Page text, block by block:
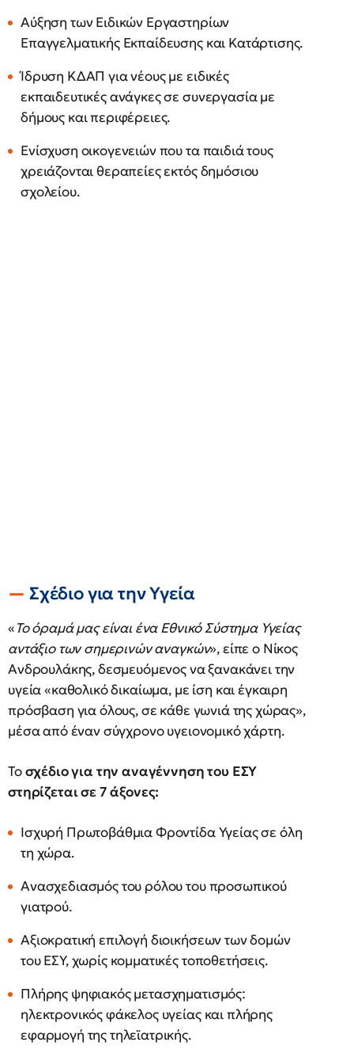
Αύξηση των Ειδικών Εργαστηρίων
Επαγγελματικής Εκπαίδευσης και Κατάρτισης.
Ίδρυση ΚΔΑΠ για νέους με ειδικές
εκπαιδευτικές ανάγκες σε συνεργασία με
δήμους και περιφέρειες.
Ενίσχυση οικογενειών που τα παιδιά τους
χρειάζονται θεραπείες εκτός δημόσιου
σχολείου.
Σχέδιο για την Υγεία
«Το όραμά μας είναι ένα Εθνικό Σύστημα Υγείας
αντάξιο των σημερινών αναγκών», είπε ο Νίκος
Ανδρουλάκης, δεσμευόμενος να ξανακάνει την
υγεία «καθολικό δικαίωμα, με ίση και έγκαιρη
πρόσβαση για όλους, σε κάθε γωνιά της χώρας»,
μέσα από έναν σύγχρονο υγειονομικό χάρτη.
Τοσχέδιο για την αναγέννηση του ΕΣΥ
στηρίζεται σε 7 άξονες:
Ισχυρή Πρωτοβάθμια Φροντίδα Υγείας σε όλη
τη χώρα.
Ανασχεδιασμός του ρόλου του προσωπικού
γιατρού.
Αξιοκρατική επιλογή διοικήσεων των δομών
του ΕΣΥ, χωρίς κομματικές τοποθετήσεις.
Πλήρης ψηφιακός μετασχηματισμός:
ηλεκτρονικός φάκελος υγείας και πλήρης
εφαρμογή της τηλεϊατρικής.